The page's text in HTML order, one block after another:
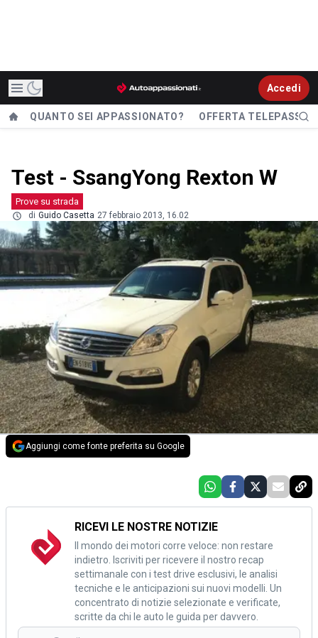
Accedi
QUANTO SEI APPASSIONATO? OFFERTA TELEPASS
Test - SsangYong Rexton W
Prove su strada
di Guido Casetta 27 febbraio 2013, 16.02
Aggiungi come fonte preferita su Google
RICEVI LE NOSTRE NOTIZIE
Il mondo dei motori corre veloce: non restare
indietro. Iscriviti per ricevere il nostro recap
settimanale con i test drive esclusivi, le analisi
tecniche e le anticipazioni sui nuovi modelli. Un
concentrato di notizie selezionate e verificate,
scritte da chi le auto le guida per davvero.